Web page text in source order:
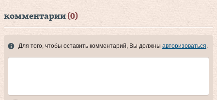
комментарии (0)
Для того, чтобы оставить комментарий, Вы должны авторизоваться.